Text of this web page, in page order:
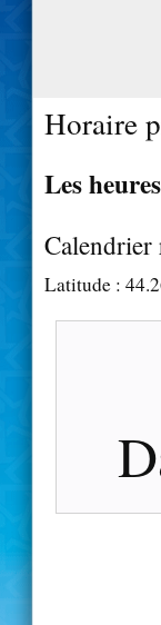
Horaire
Les
Calendrier
Latitude :